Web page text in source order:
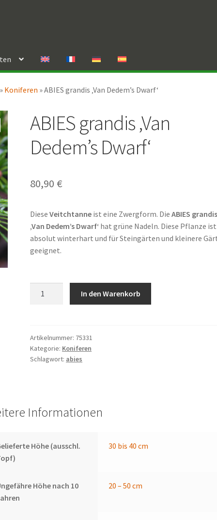
» Koniferen »ABIES grandis ‚Van Dedem’s Dwarf‘
ABIES grandis ‚Van
Dedem’s Dwarf‘
80,90 €
DieseVeitchtanne ist eine Zwergform. DieABIES
‚Van Dedem’s Dwarf‘ hat grüne Nadeln. Diese Pflanze ist
absolut winterhart und für Steingärten und kleinere
geeignet.
Dwarf'
Menge
In den Warenkorb
Artikelnummer: 75331
Kategorie: Koniferen
Schlagwort: abies
Informationen
Höhe (ausschl.
30 bis 40 cm
Höhe nach 10
20 – 50 cm